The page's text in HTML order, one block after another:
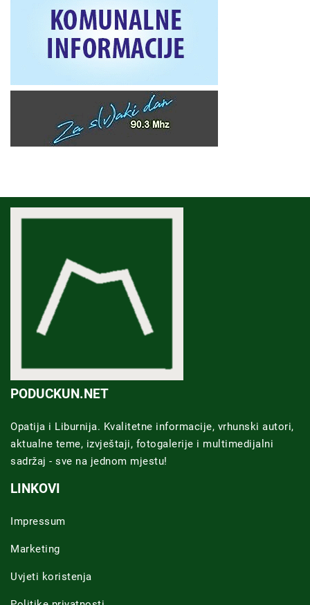
PODUCKUN.NET
Opatija i Liburnija. Kvalitetne informacije, vrhunski autori,
aktualne teme, izvještaji, fotogalerije i multimedijalni
sadržaj - sve na jednom mjestu!
LINKOVI
Impressum
Marketing
Uvjeti koristenja